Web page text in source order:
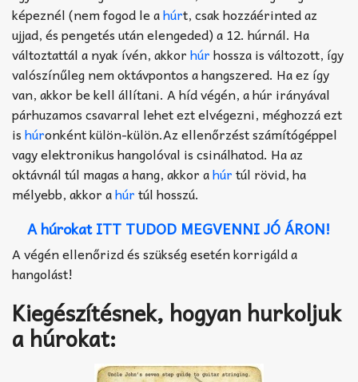
képeznél (nem fogod le ahúrt, csak hozzáérinted az
ujjad, és pengetés után elengeded) a 12. húrnál. Ha
változtattál a nyak ívén, akkorhúrhossza is változott, így
valószínűleg nem oktávpontos a hangszered. Ha ez így
van, akkor be kell állítani. A híd végén, a húr irányával
párhuzamos csavarral lehet ezt elvégezni, méghozzá ezt
ishúronként külön-külön.Az ellenőrzést számítógéppel
vagy elektronikus hangolóval is csinálhatod. Ha az
oktávnál túl magas a hang, akkor ahúrtúl rövid, ha
mélyebb, akkor ahúrtúl hosszú.
A húrokat ITT TUDOD MEGVENNI JÓ ÁRON!
A végén ellenőrizd és szükség esetén korrigáld a
hangolást!
Kiegészítésnek, hogyan hurkoljuk
a húrokat: